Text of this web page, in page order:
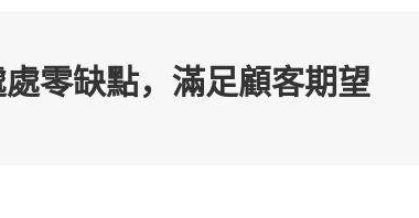
零缺點，滿足顧客期望